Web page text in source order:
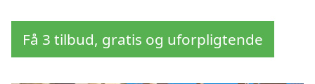
Få 3 tilbud, gratis og uforpligtende